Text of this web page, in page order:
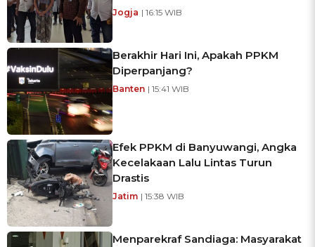
Jogja | 16:15 WIB
Berakhir Hari Ini, Apakah PPKM
Diperpanjang?
Banten | 15:41 WIB
Efek PPKM di Banyuwangi, Angka
Kecelakaan Lalu Lintas Turun
Drastis
Jatim | 15:38 WIB
Menparekraf Sandiaga: Masyarakat